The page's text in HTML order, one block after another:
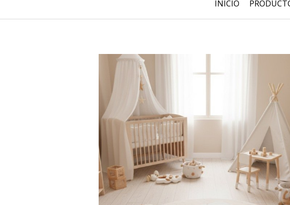
INICIO